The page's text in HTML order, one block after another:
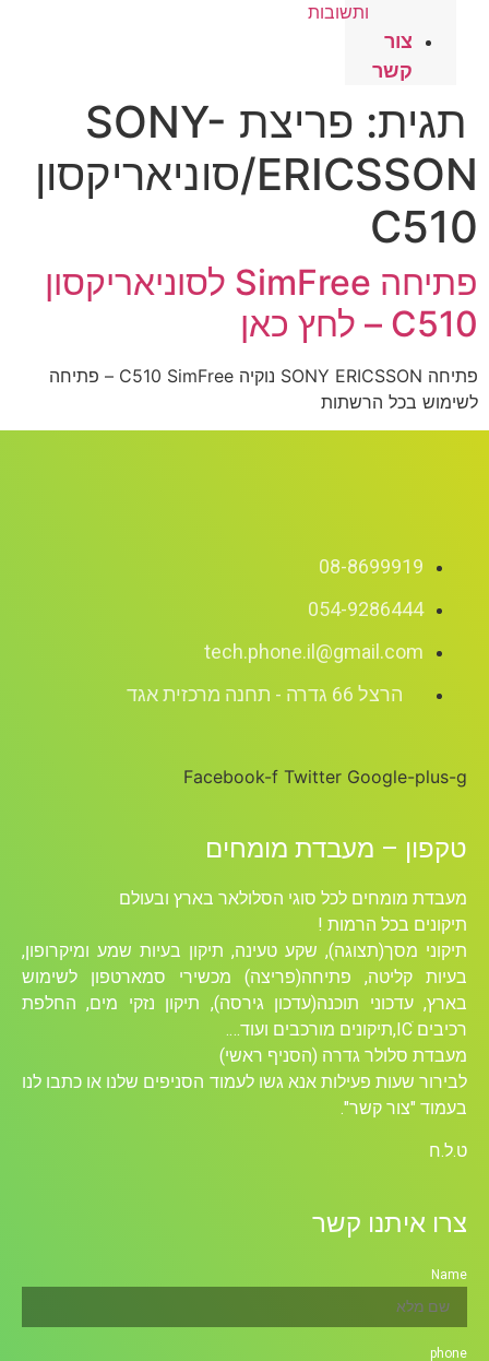
ותשובות
צור
קשר
תגית:
פריצת SONY-
ERICSSON/סוניאריקסון
C510
פתיחה SimFree לסוניאריקסון
C510 – לחץ כאן
פתיחה SONY ERICSSON נוקיה C510 SimFree – פתיחה
לשימוש בכל הרשתות
08-8699919
054-9286444
tech.phone.il@gmail.com
הרצל 66 גדרה - תחנה מרכזית אגד
Facebook-f Twitter Google-plus-g
טקפון – מעבדת מומחים
מעבדת מומחים לכל סוגי הסלולאר בארץ ובעולם
תיקונים בכל הרמות !
תיקוני מסך(תצוגה), שקע טעינה, תיקון בעיות שמע ומיקרופון,
בעיות קליטה, פתיחה(פריצה) מכשירי סמארטפון לשימוש
בארץ, עדכוני תוכנה(עדכון גירסה), תיקון נזקי מים, החלפת
רכיבים ICׁ,תיקונים מורכבים ועוד….
מעבדת סלולר גדרה (הסניף ראשי)
לבירור שעות פעילות אנא גשו לעמוד הסניפים שלנו או כתבו לנו
בעמוד "צור קשר".
ט.ל.ח
צרו איתנו קשר
Name
phone